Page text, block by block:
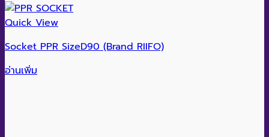
Quick View
Socket PPR SizeD90 (Brand RIIFO)
อ่านเพิ่ม